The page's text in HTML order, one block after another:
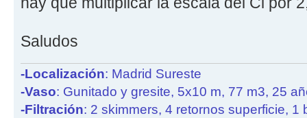
Saludos
-Localización: Madrid Sureste
-Vaso: Gunitado y gresite, 5x10 m, 77 m3, 25
-Filtración: 2 skimmers, 4 retornos superficie, 1